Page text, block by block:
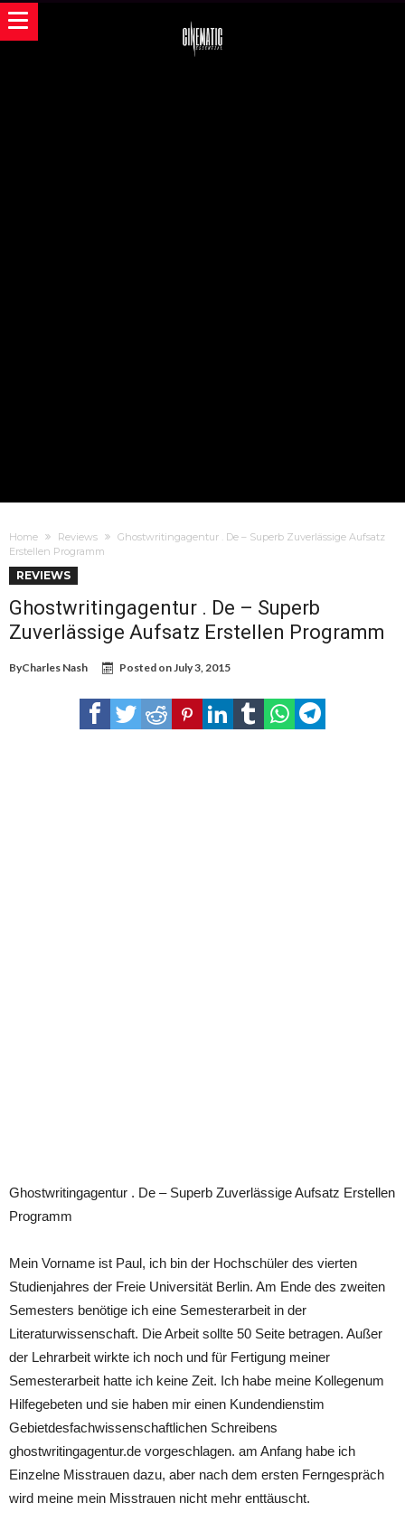
Home Reviews
Ghostwritingagentur . De – Superb Zuverlässige Aufsatz
Erstellen Programm
REVIEWS
Ghostwritingagentur . De – Superb
Zuverlässige Aufsatz Erstellen Programm
ByCharles Nash Posted onJuly 3, 2015
Ghostwritingagentur . De – Superb Zuverlässige Aufsatz Erstellen
Programm
Mein Vorname ist Paul, ich bin der Hochschüler des vierten
Studienjahres der Freie Universität Berlin. Am Ende des zweiten
Semesters benötige ich eine Semesterarbeit in der
Literaturwissenschaft. Die Arbeit sollte 50 Seite betragen. Außer
der Lehrarbeit wirkte ich noch und für Fertigung meiner
Semesterarbeit hatte ich keine Zeit. Ich habe meine Kollegenum
Hilfegebeten und sie haben mir einen Kundendienstim
Gebietdesfachwissenschaftlichen Schreibens
ghostwritingagentur.de vorgeschlagen. am Anfang habe ich
Einzelne Misstrauen dazu, aber nach dem ersten Ferngespräch
wird meine mein Misstrauen nicht mehr enttäuscht.